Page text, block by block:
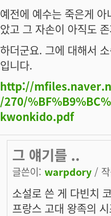
예전에 예수는 죽은게
았고 그 자손이 아직도
하더군요. 그에 대해서
입니다.
http://
/270/
kwonkido.pdf
그 얘기를 ..
글쓴이: warpdory /
소설로 쓴 게 다빈치
프랑스 고대 왕족의